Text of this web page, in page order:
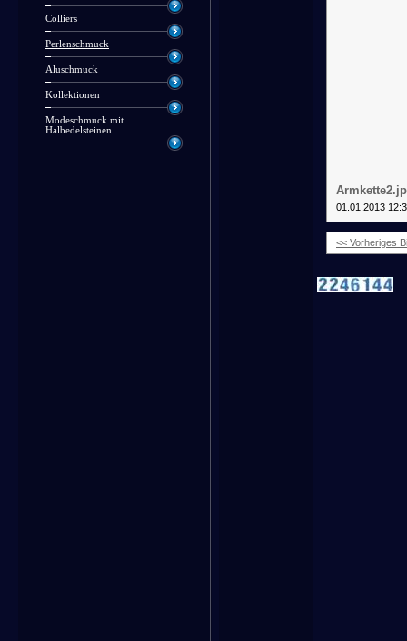
Colliers
Perlenschmuck
Aluschmuck
Kollektionen
Modeschmuck mit
Halbedelsteinen
01.01.2013
<< Vorheriges